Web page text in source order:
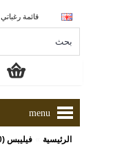
قائمة رغباتي
menu
الرئيسية فيليبس (SHM1900) سماعه رأس للكمبيوتر